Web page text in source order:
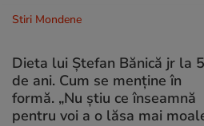
Stiri Mondene
Dieta lui Ștefan Bănică jr la
de ani. Cum se menține în
formă. „Nu ştiu ce înseamnă
pentru voi a o lăsa mai